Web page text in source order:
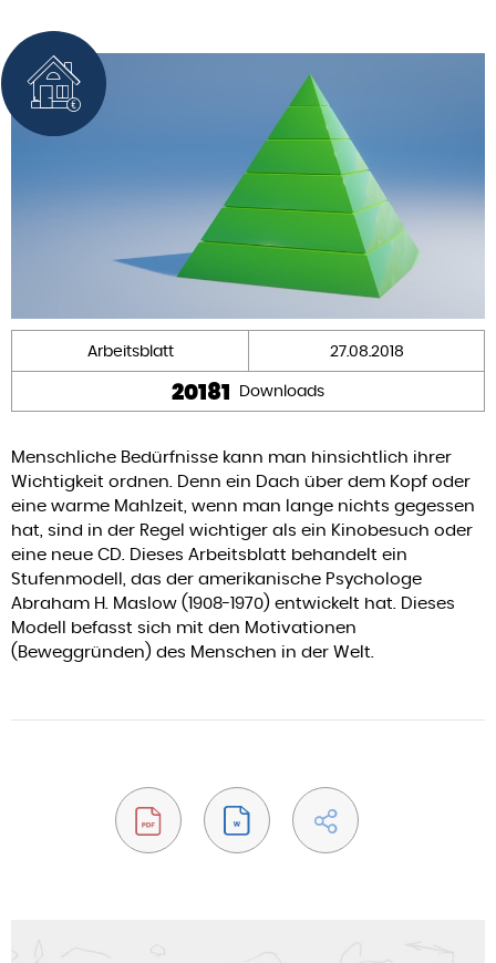
Arbeitsblatt 27.08.2018
20181 Downloads
Menschliche Bedürfnisse kann man hinsichtlich ihrer
Wichtigkeit ordnen. Denn ein Dach über dem Kopf oder
eine warme Mahlzeit, wenn man lange nichts gegessen
hat, sind in der Regel wichtiger als ein Kinobesuch oder
eine neue CD. Dieses Arbeitsblatt behandelt ein
Stufenmodell, das der amerikanische Psychologe
Abraham H. Maslow (1908-1970) entwickelt hat. Dieses
Modell befasst sich mit den Motivationen
(Beweggründen) des Menschen in der Welt.